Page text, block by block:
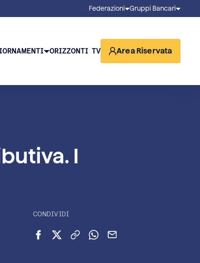
Federazioni Gruppi Bancari
ORIZZONTI TV Area Riservata
I
CONDIVIDI
Condividi su Facebook
Condividi su X (Twitter)
Copia link
Condividi su WhatsApp
Invia via email